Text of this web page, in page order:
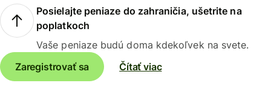
Posielajte peniaze do zahraničia, ušetrite na
poplatkoch
Vaše peniaze budú doma kdekoľvek na svete.
Zaregistrovať sa
Čítať viac